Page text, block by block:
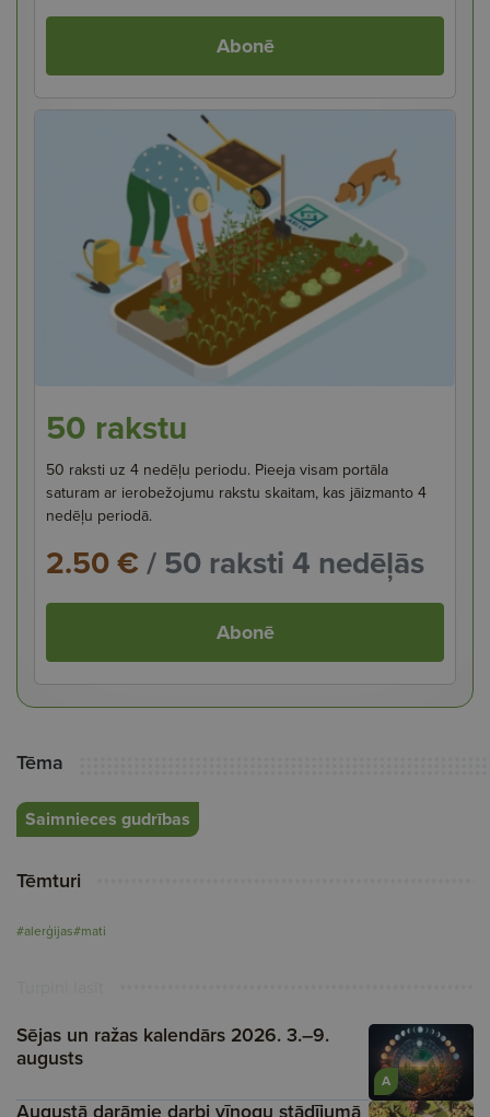
Abonē
50 rakstu
50 raksti uz 4 nedēļu periodu. Pieeja visam portāla
saturam ar ierobežojumu rakstu skaitam, kas jāizmanto 4
nedēļu periodā.
2.50 €/ 50 raksti 4 nedēļās
Abonē
Tēma
Saimnieces gudrības
Tēmturi
#alerģijas#mati
A
Sējas un ražas kalendārs 2026. 3.–9.
augusts